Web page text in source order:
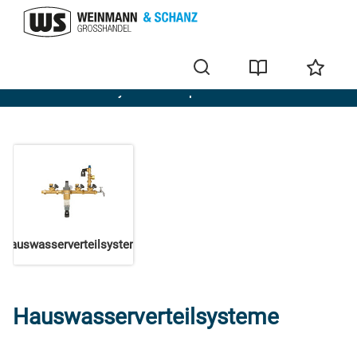
Hauswasserverteilsysteme & Kompaktverteiler
Hauswasserverteilsysteme
Hauswasserverteilsysteme